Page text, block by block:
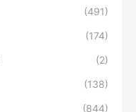
(491)
(174)
(2)
(138)
(844)